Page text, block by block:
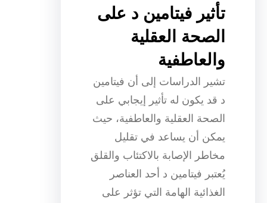
تأثير فيتامين د على
الصحة العقلية
والعاطفية
تشير الدراسات إلى أن فيتامين
د قد يكون له تأثير إيجابي على
الصحة العقلية والعاطفية، حيث
يمكن أن يساعد في تقليل
مخاطر الإصابة بالاكتئاب والقلق
يُعتبر فيتامين د أحد العناصر
الغذائية الهامة التي تؤثر على